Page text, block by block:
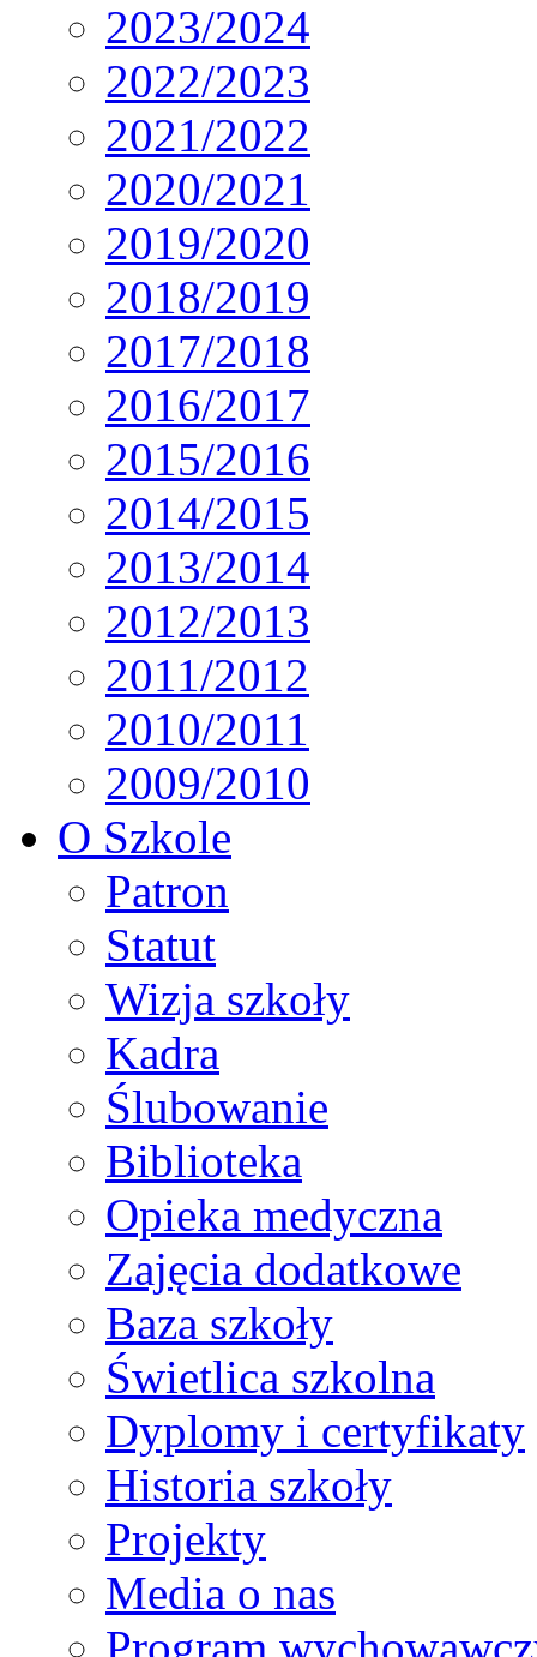
2023/2024
2022/2023
2021/2022
2020/2021
2019/2020
2018/2019
2017/2018
2016/2017
2015/2016
2014/2015
2013/2014
2012/2013
2011/2012
2010/2011
2009/2010
O Szkole
Patron
Statut
Wizja szkoły
Kadra
Ślubowanie
Biblioteka
Opieka medyczna
Zajęcia dodatkowe
Baza szkoły
Świetlica szkolna
Dyplomy i certyfikaty
Historia szkoły
Projekty
Media o nas